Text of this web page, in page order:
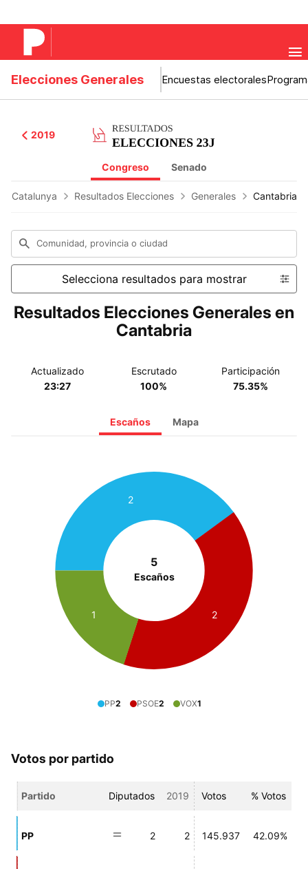
Elecciones Generales Encuestas electorales
2019
Congreso Senado
Catalunya Resultados Elecciones Generales Cantabria
Comunidad, provincia o ciudad
Selecciona resultados para mostrar
Resultados Elecciones Generales en
Cantabria
Actualizado
23:27
Escrutado
100%
Participación
75.35%
Escaños Mapa
5
Escaños
2
2
1
PP2 PSOE2 VOX1
Votos por partido
Partido Diputados 2019 Votos % Votos
PP 2 2 145.937 42.09%